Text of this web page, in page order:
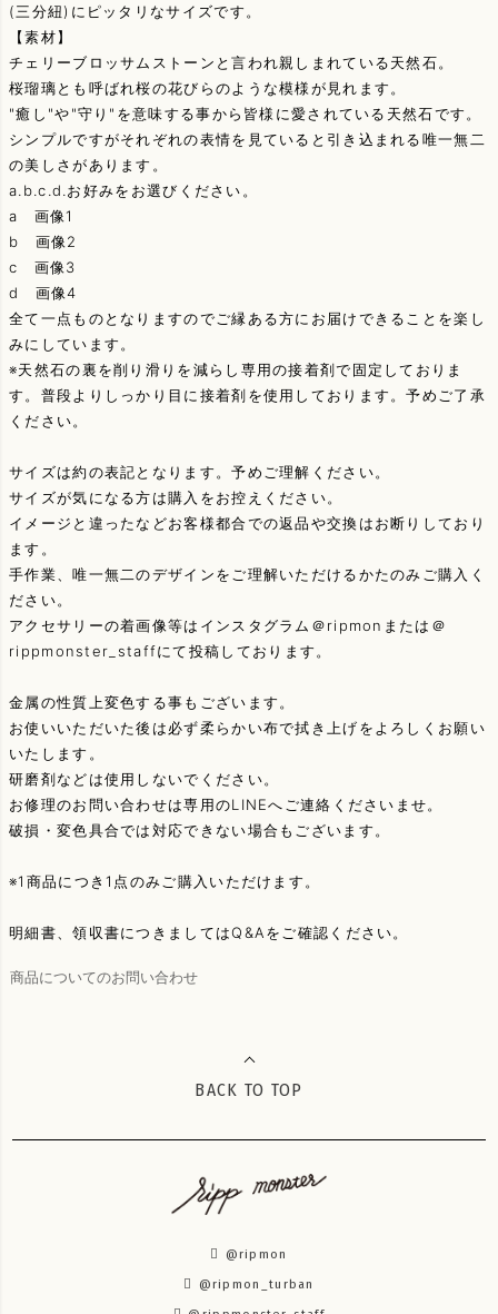
(三分紐)にピッタリなサイズです。
【素材】
チェリーブロッサムストーンと言われ親しまれている天然石。
桜瑠璃とも呼ばれ桜の花びらのような模様が見れます。
"癒し"や"守り"を意味する事から皆様に愛されている天然石です。
シンプルですがそれぞれの表情を見ていると引き込まれる唯一無二
の美しさがあります。
a.b.c.d.お好みをお選びください。
a 画像1
b 画像2
c 画像3
d 画像4
全て一点ものとなりますのでご縁ある方にお届けできることを楽し
みにしています。
※天然石の裏を削り滑りを減らし専用の接着剤で固定しておりま
す。普段よりしっかり目に接着剤を使用しております。予めご了承
ください。
サイズは約の表記となります。予めご理解ください。
サイズが気になる方は購入をお控えください。
イメージと違ったなどお客様都合での返品や交換はお断りしており
ます。
手作業、唯一無二のデザインをご理解いただけるかたのみご購入く
ださい。
アクセサリーの着画像等はインスタグラム＠ripmonまたは＠
rippmonster_staffにて投稿しております。
金属の性質上変色する事もございます。
お使いいただいた後は必ず柔らかい布で拭き上げをよろしくお願い
いたします。
研磨剤などは使用しないでください。
お修理のお問い合わせは専用のLINEへご連絡くださいませ。
破損・変色具合では対応できない場合もございます。
※1商品につき1点のみご購入いただけます。
明細書、領収書につきましてはQ&Aをご確認ください。
商品についてのお問い合わせ
BACK TO TOP
@ripmon
@ripmon_turban